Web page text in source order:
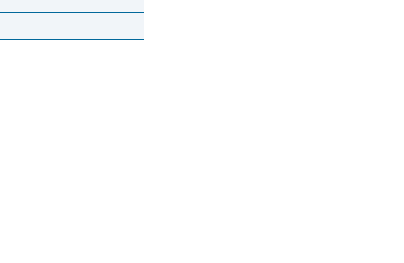
stap richting
over het
zich daar